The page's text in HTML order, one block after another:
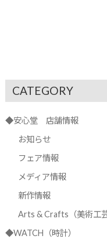
CATEGORY
◆安心堂 店舗情報
お知らせ
フェア情報
メディア情報
新作情報
Arts & Crafts（美術工芸
◆WATCH（時計）